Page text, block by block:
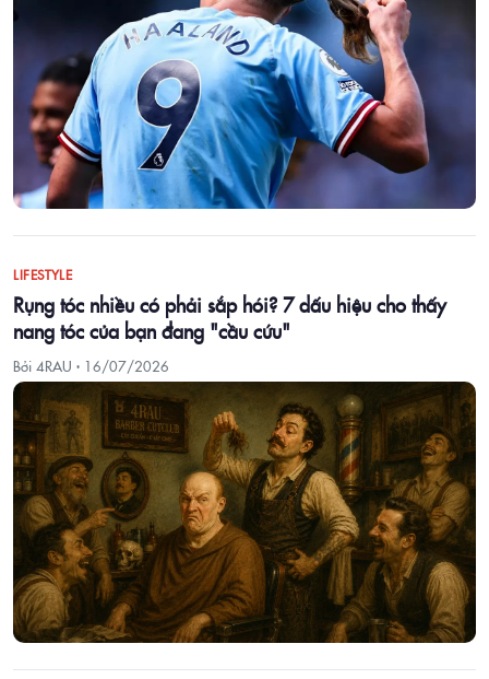
LIFESTYLE
Rụng tóc nhiều có phải sắp hói? 7 dấu hiệu cho thấy
nang tóc của bạn đang "cầu cứu"
Bởi 4RAU · 16/07/2026